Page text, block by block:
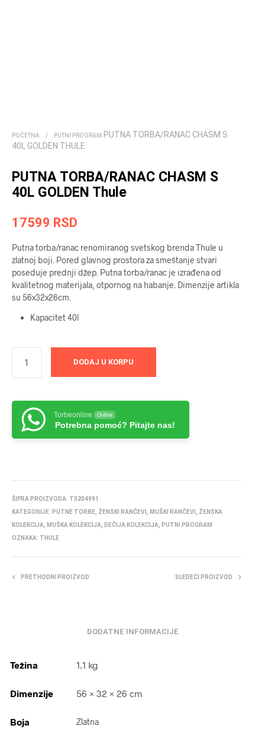
POČETNA / PUTNI PROGRAM
PUTNA TORBA/RANAC CHASM S
40L GOLDEN THULE
PUTNA TORBA/RANAC CHASM S
40L GOLDEN Thule
17599 RSD
Putna torba/ranac renomiranog svetskog brenda Thule u
zlatnoj boji. Pored glavnog prostora za smeštanje stvari
poseduje prednji džep. Putna torba/ranac je izrađena od
kvalitetnog materijala, otpornog na habanje. Dimenzije artikla
su 56x32x26cm.
Kapacitet 40l
DODAJ U KORPU
Torbeonline Online
Potrebna pomoć? Pitajte nas!
ŠIFRA PROIZVODA: T3204991
KATEGORIJE: PUTNE TORBE ŽENSKI RANČEVI MUŠKI RANČEVI
ŽENSKA
KOLEKCIJA
MUŠKA KOLEKCIJA DEČIJA KOLEKCIJA
PUTNI PROGRAM
OZNAKA: THULE
PRETHODNI PROIZVOD SLEDEĆI PROIZVOD
DODATNE INFORMACIJE
Težina 1.1 kg
Dimenzije 56 × 32 × 26 cm
Boja Zlatna